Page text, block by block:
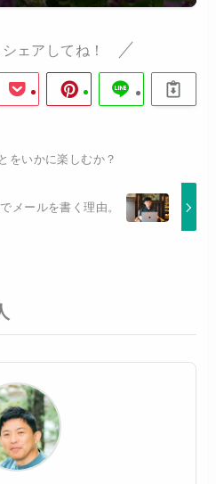
ェアしてね！
をいかに楽しむか？
メールを書く理由。